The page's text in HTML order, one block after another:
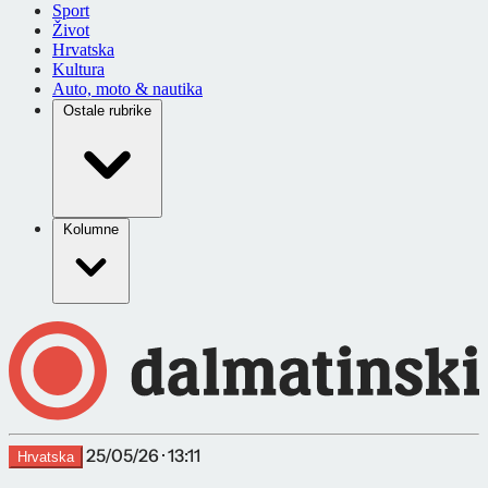
Sport
Život
Hrvatska
Kultura
Auto, moto & nautika
Ostale rubrike
Kolumne
Hrvatska 25/05/26 · 13:11